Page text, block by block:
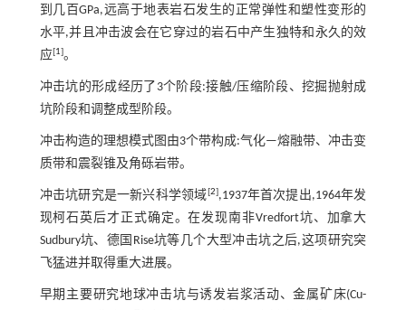
到几百GPa,远高于地表岩石发生的正常弹性和塑性变形的
水平,并且冲击波会在它穿过的岩石中产生独特和永久的效
应[1]。
冲击坑的形成经历了3个阶段:接触/压缩阶段、挖掘抛射成
坑阶段和调整成型阶段。
冲击构造的理想模式图由3个带构成:气化—熔融带、冲击变
质带和震裂锥及角砾岩带。
冲击坑研究是一新兴科学领域[2],1937年首次提出,1964年发
现柯石英后才正式确定。在发现南非Vredfort坑、加拿大
Sudbury坑、德国Rise坑等几个大型冲击坑之后,这项研究突
飞猛进并取得重大进展。
早期主要研究地球冲击坑与诱发岩浆活动、金属矿床(Cu-